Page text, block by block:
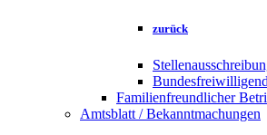
zurück
Familienfreundlicher
Amtsblatt / Bekanntmachungen